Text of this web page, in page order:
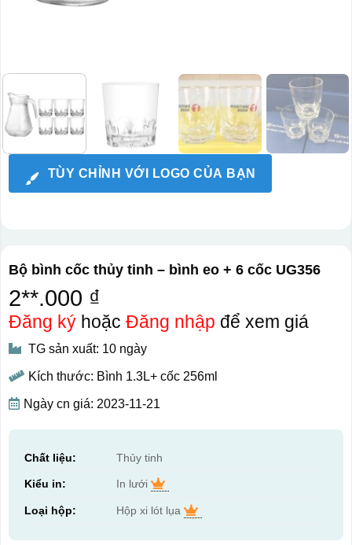
TÙY CHỈNH VỚI LOGO CỦA BẠN
Bộ bình cốc thủy tinh – bình eo + 6 cốc UG356
2**.000 ₫
Đăng kýhoặc Đăng nhập để xem giá
TG sản xuất: 10 ngày
Kích thước: Bình 1.3L+ cốc 256ml
Ngày cn giá: 2023-11-21
Chất liệu: Thủy tinh
Kiểu in: In lưới
Loại hộp: Hộp xi lót lụa